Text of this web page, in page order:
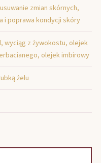
zmian skórnych,
i poprawa kondycji skóry
wyciąg z żywokostu, olejek
olejek imbirowy
żelu